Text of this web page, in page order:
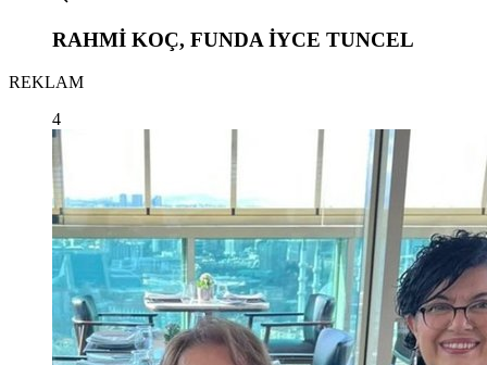
RAHMİ KOÇ, FUNDA İYCE TUNCEL
REKLAM
4